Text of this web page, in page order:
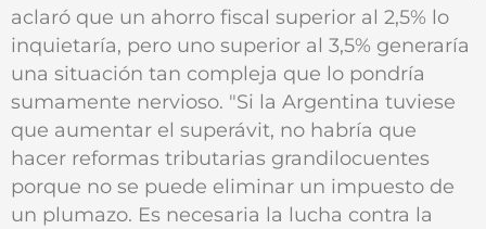
aclaró que un ahorro fiscal superior al 2,5% lo
inquietaría, pero uno superior al 3,5% generaría
una situación tan compleja que lo pondría
sumamente nervioso. "Si la Argentina tuviese
que aumentar el superávit, no habría que
hacer reformas tributarias grandilocuentes
porque no se puede eliminar un impuesto de
un plumazo. Es necesaria la lucha contra la